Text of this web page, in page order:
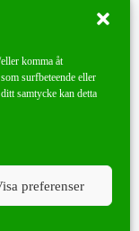
komma åt
surfbeteende eller
samtycke kan detta
preferenser